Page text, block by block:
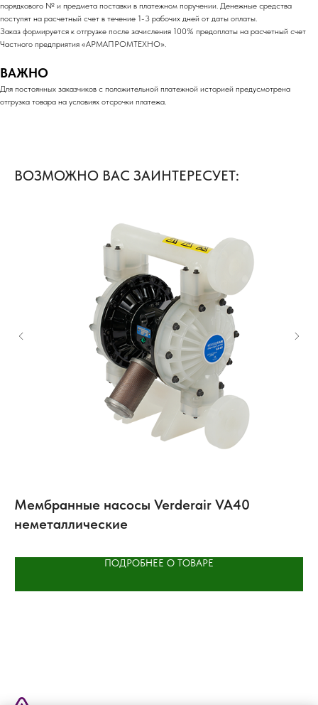
порядкового № и предмета поставки в платежном поручении. Денежные средства
поступят на расчетный счет в течение 1-3 рабочих дней от даты оплаты.
Заказ формируется к отгрузке после зачисления 100% предоплаты на расчетный счет
Частного предприятия «АРМАПРОМТЕХНО».
ВАЖНО
Для постоянных заказчиков с положительной платежной историей предусмотрена
отгрузка товара на условиях отсрочки платежа.
ВОЗМОЖНО ВАС ЗАИНТЕРЕСУЕТ:
Мембранные насосы Verderair VA40
неметаллические
ПОДРОБНЕЕ О ТОВАРЕ